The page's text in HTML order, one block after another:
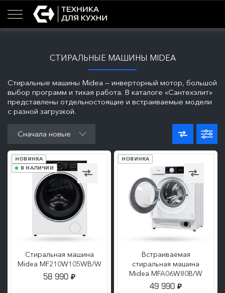
СТИРАЛЬНЫЕ МАШИНЫ MIDEA
Стиральные машины Midea — инверторный мотор, большой
выбор программ и тихая работа. В каталоге «Сантехэлит»
представлены отдельностоящие и встраиваемые модели
с разной загрузкой.
Сначала новые
НОВИНКА
В НАЛИЧИИ
ПОДРОБНЕЕ
Стиральная машина
Midea MF210W105WB/W
58 990 ₽
НОВИНКА
Встраиваемая
стиральная машина
Midea MFA06W80B/W
49 990 ₽